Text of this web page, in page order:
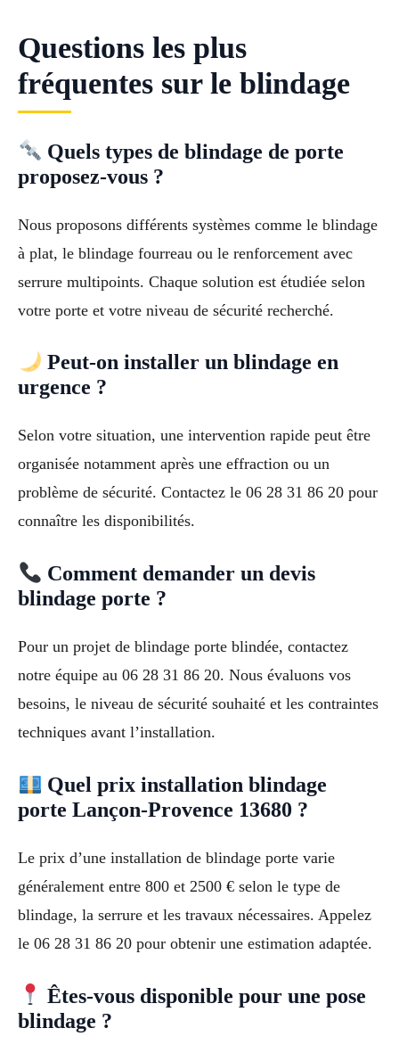
Questions les plus
fréquentes sur le blindage
Quels types de blindage de porte
proposez-vous ?
Nous proposons différents systèmes comme le blindage
à plat, le blindage fourreau ou le renforcement avec
serrure multipoints. Chaque solution est étudiée selon
votre porte et votre niveau de sécurité recherché.
Peut-on installer un blindage en
urgence ?
Selon votre situation, une intervention rapide peut être
organisée notamment après une effraction ou un
problème de sécurité. Contactez le 06 28 31 86 20 pour
connaître les disponibilités.
Comment demander un devis
blindage porte ?
Pour un projet de blindage porte blindée, contactez
notre équipe au 06 28 31 86 20. Nous évaluons vos
besoins, le niveau de sécurité souhaité et les contraintes
techniques avant l’installation.
Quel prix installation blindage
porte Lançon-Provence 13680 ?
Le prix d’une installation de blindage porte varie
généralement entre 800 et 2500 € selon le type de
blindage, la serrure et les travaux nécessaires. Appelez
le 06 28 31 86 20 pour obtenir une estimation adaptée.
Êtes-vous disponible pour une pose
blindage ?